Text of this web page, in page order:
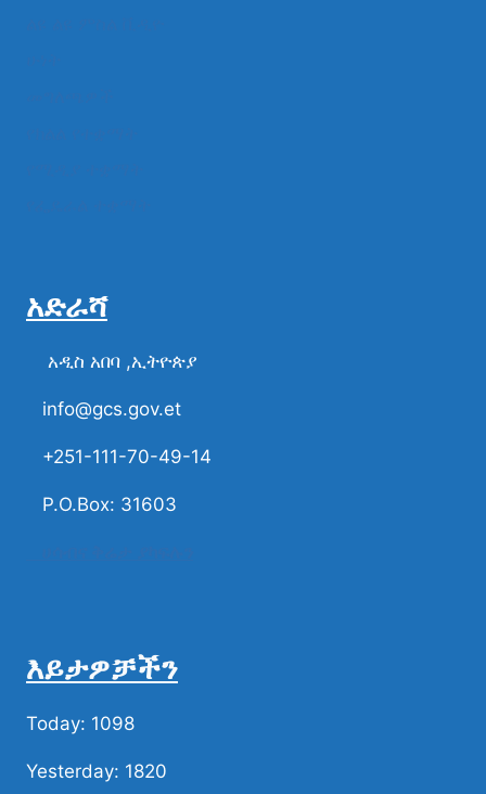
አድራሻ
አዲስ አበባ ,ኢትዮጵያ
info@gcs.gov.et
+251-111-70-49-14
P.O.Box: 31603
እይታዎቻችን
Today: 1098
Yesterday: 1820